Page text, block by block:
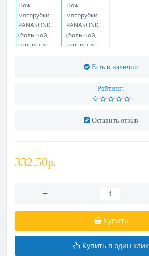
Есть в наличии
Рейтинг:
Оставить отзыв
332.50р.
Купить
Купить в один клик